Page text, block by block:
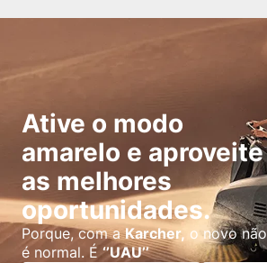
Ative o modo
amarelo e aproveite
as melhores
oportunidades.
Porque, com aKarcher, o novo não
é normal. É‘’UAU’’